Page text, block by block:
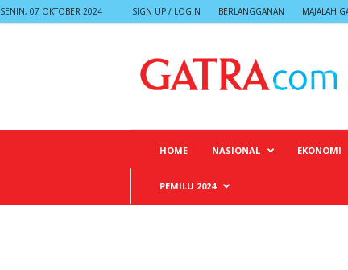
SENIN, 07 OKTOBER 2024 SIGN UP / LOGIN BERLANGGANAN MAJALAH
HOME NASIONAL EKONOMI
PEMILU 2024